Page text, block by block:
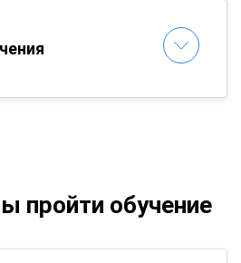
пройти обучение